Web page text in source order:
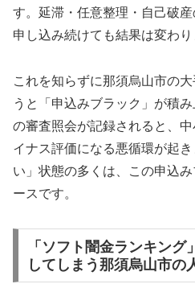
す。延滞・任意整理・自己破
申し込み続けても結果は変わり
これを知らずに那須烏山市の
うと「申込みブラック」が積
の審査照会が記録されると、
イナス評価になる悪循環が起
い」状態の多くは、この申込
ースです。
「ソフト闇金ランキン
してしまう那須烏山市の